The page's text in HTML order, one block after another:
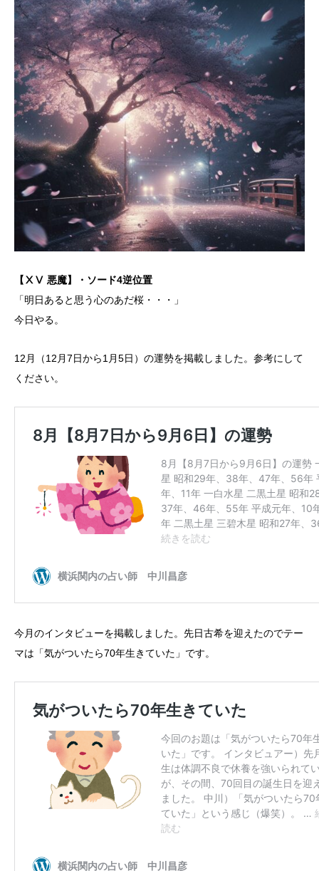
【ⅩⅤ 悪魔】・ソード4逆位置
「明日あると思う心のあだ桜・・・」
今日やる。
12月（12月7日から1月5日）の運勢を掲載しました。参考にして
ください。
今月のインタビューを掲載しました。先日古希を迎えたのでテー
マは「気がついたら70年生きていた」です。